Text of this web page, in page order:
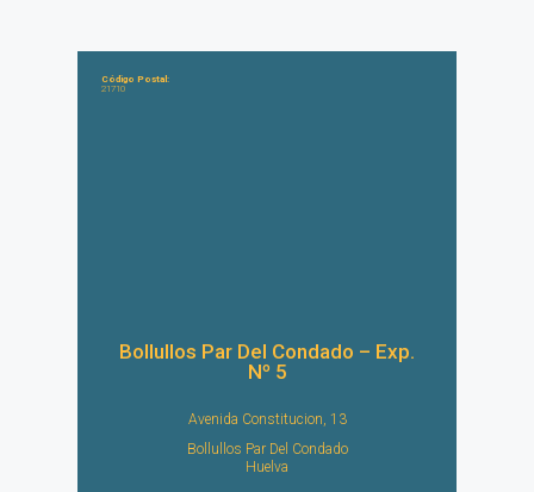
Código Postal:
21710
Bollullos Par Del Condado – Exp.
Nº 5
Avenida Constitucion, 13
Bollullos Par Del Condado
Huelva